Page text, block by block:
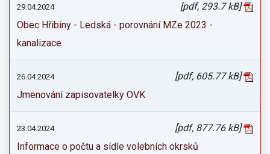
29.04.2024
[pdf, 293.7 kB]
Obec Hřibiny - Ledská - porovnání MZe 2023 -
kanalizace
26.04.2024
[pdf, 605.77 kB]
Jmenování zapisovatelky OVK
23.04.2024
[pdf, 877.76 kB]
Informace o počtu a sídle volebních okrsků